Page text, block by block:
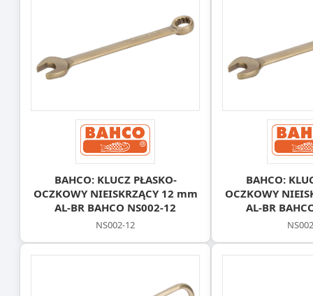
BAHCO: KLUCZ PŁASKO-
OCZKOWY NIEISKRZĄCY 12 mm
AL-BR BAHCO NS002-12
NS002-12
BAHCO:
OCZKOWY
AL-BR